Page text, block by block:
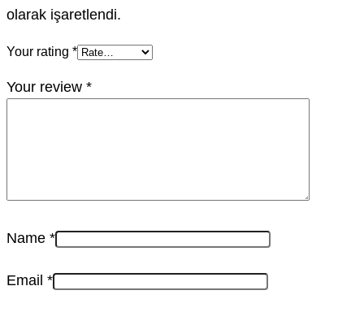
olarak işaretlendi.
Your rating *
Your review *
Name *
Email *